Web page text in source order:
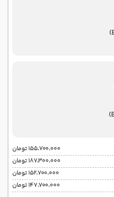
۱۵۵٬۷۰۰٬۰۰۰ تومان
۱۸۷٬۳۰۰٬۰۰۰ تومان
۱۵۲٬۷۰۰٬۰۰۰ تومان
۱۴۷٬۷۰۰٬۰۰۰ تومان